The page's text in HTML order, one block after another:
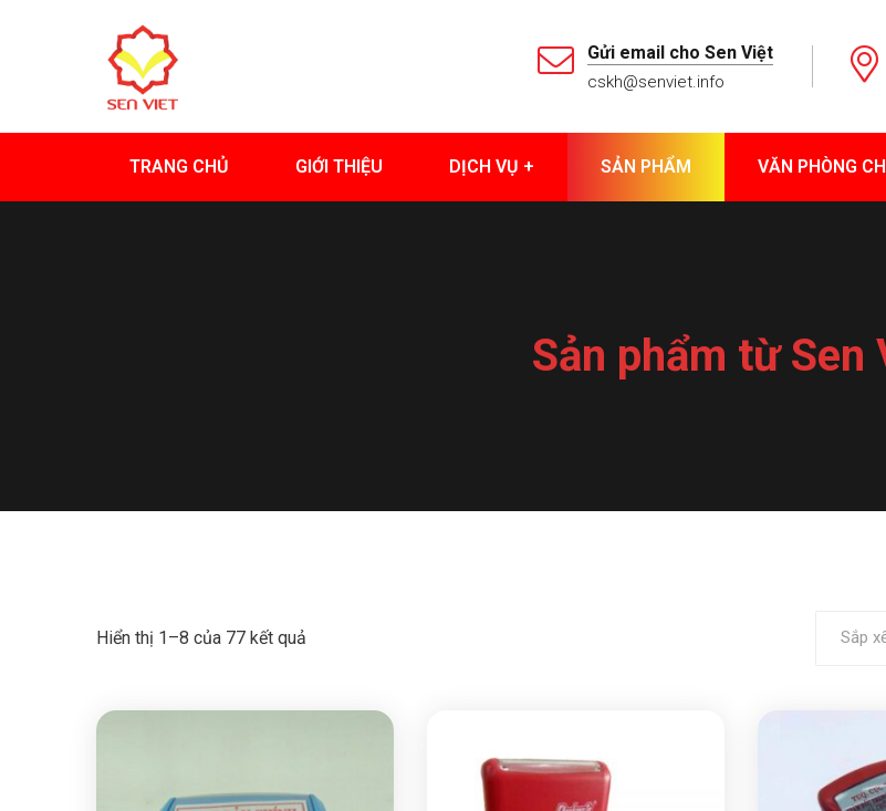
Gửi email cho Sen Việt
cskh@senviet.info
TRANG CHỦ GIỚI THIỆU DỊCH VỤ SẢN PHẨM VĂN PHÒNG
Sản phẩm từ Sen
Hiển thị 1–8 của 77 kết quả Sắp